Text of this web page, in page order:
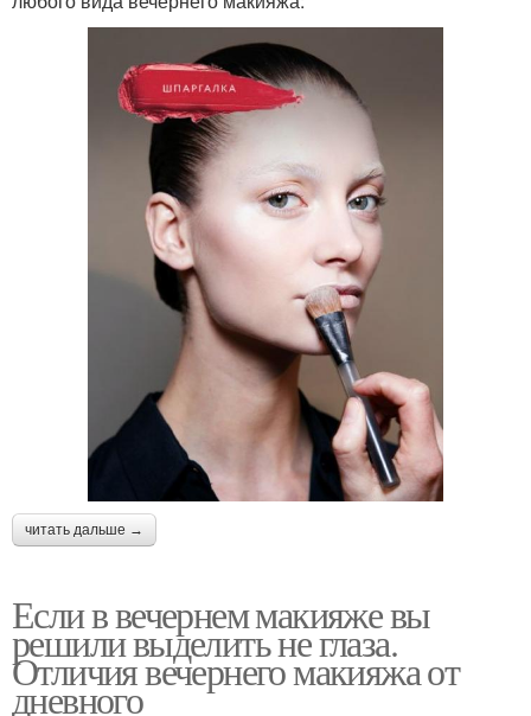
читать дальше →
Если в вечернем макияже вы
решили выделить не глаза.
Отличия вечернего макияжа от
дневного